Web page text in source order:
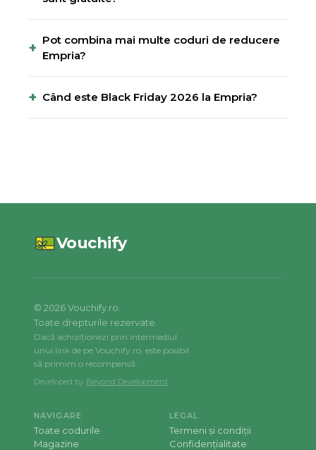
+ Pot combina mai multe coduri de reducere
Empria?
+ Când este Black Friday 2026 la Empria?
Vouchify
© 2026Vouchify.ro.
Toate drepturile rezervate.
Dacă achiziționezi prin intermediul
unui link de pe Vouchify.ro, este posibil
să primim o recompensă.
Developed by Beyond Development
NAVIGARE
Toate codurile
Magazine
LEGAL
Termeni și condiții
Confidențialitate